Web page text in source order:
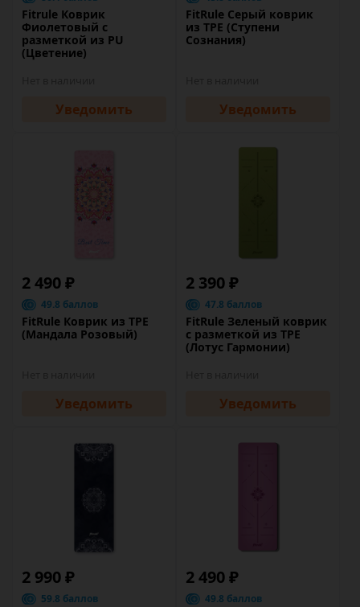
Fitrule Коврик
Фиолетовый с
разметкой из PU
(Цветение)
Уведомить
FitRule Серый коврик
из TPE (Ступени
Сознания)
Уведомить
2 490 ₽
49.8 баллов
FitRule Коврик из TPE
(Мандала Розовый)
Уведомить
2 390 ₽
47.8 баллов
FitRule Зеленый коврик
c разметкой из TPE
(Лотус Гармонии)
Уведомить
2 990 ₽
59.8 баллов
2 490 ₽
49.8 баллов